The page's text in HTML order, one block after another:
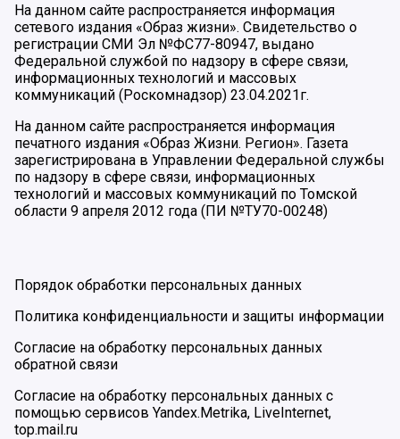
На данном сайте распространяется информация
сетевого издания «Образ жизни». Свидетельство о
регистрации СМИ Эл №ФС77-80947, выдано
Федеральной службой по надзору в сфере связи,
информационных технологий и массовых
коммуникаций (Роскомнадзор) 23.04.2021г.
На данном сайте распространяется информация
печатного издания «Образ Жизни. Регион». Газета
зарегистрирована в Управлении Федеральной службы
по надзору в сфере связи, информационных
технологий и массовых коммуникаций по Томской
области 9 апреля 2012 года (ПИ №ТУ70-00248)
Порядок обработки персональных данных
Политика конфиденциальности и защиты информации
Согласие на обработку персональных данных
обратной связи
Согласие на обработку персональных данных с
помощью сервисов Yandex.Metrika, LiveInternet,
top.mail.ru